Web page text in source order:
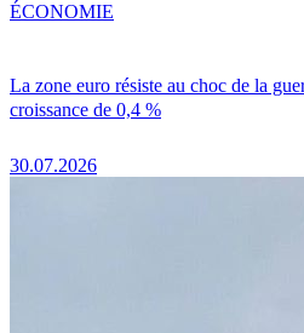
La zone euro résiste au choc de la
croissance de 0,4 %
30.07.2026
ÉCONOMIE